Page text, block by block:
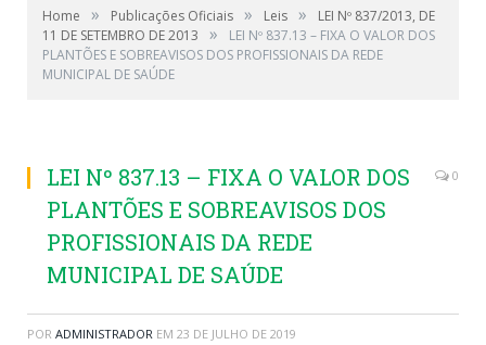
Home » Publicações Oficiais » Leis »
LEI Nº 837/2013, DE
11 DE SETEMBRO DE 2013
»
LEI Nº 837.13 – FIXA O VALOR DOS
PLANTÕES E SOBREAVISOS DOS PROFISSIONAIS DA REDE
MUNICIPAL DE SAÚDE
LEI Nº 837.13 – FIXA O VALOR DOS
PLANTÕES E SOBREAVISOS DOS
PROFISSIONAIS DA REDE
MUNICIPAL DE SAÚDE
0
POR ADMINISTRADOR EM 23 DE JULHO DE 2019